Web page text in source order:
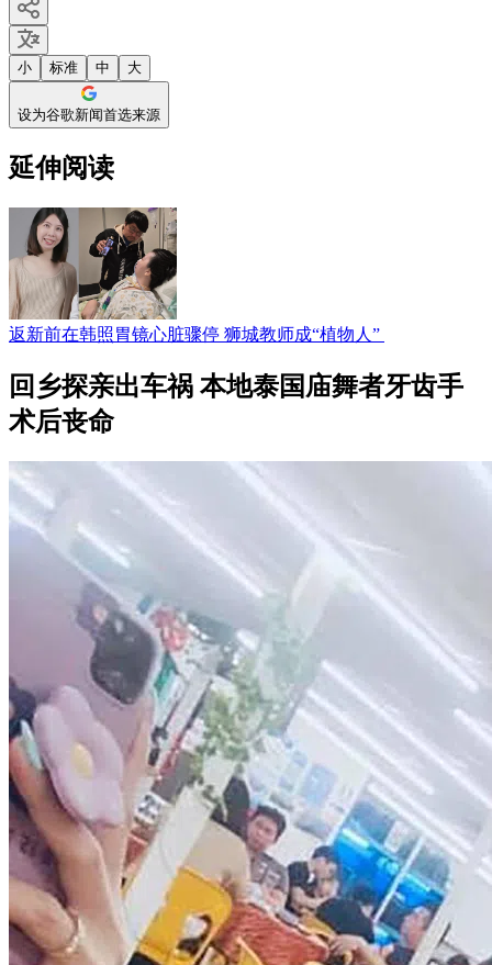
小 标准 中 大
设为谷歌新闻首选来源
延伸阅读
返新前在韩照胃镜心脏骤停 狮城教师成“植物人”
回乡探亲出车祸 本地泰国庙舞者牙齿手
术后丧命